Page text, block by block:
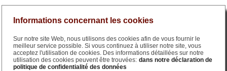
Informations concernant les cookies
Sur notre site Web, nous utilisons des cookies afin de vous fournir le
meilleur service possible. Si vous continuez à utiliser notre site, vous
acceptez l'utilisation de cookies. Des informations détaillées sur notre
utilisation des cookies peuvent être trouvées: dans notre déclaration de
politique de confidentialité des données